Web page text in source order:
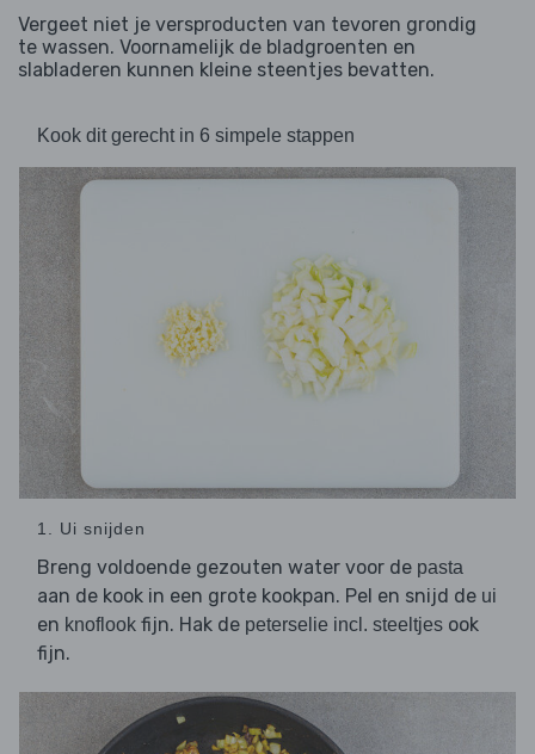
Vergeet niet je versproducten van tevoren grondig
te wassen. Voornamelijk de bladgroenten en
slabladeren kunnen kleine steentjes bevatten.
Kook dit gerecht in 6 simpele stappen
1. Ui snijden
Breng voldoende gezouten water voor de pasta
aan de kook in een grote kookpan. Pel en snijd de ui
en knoflook fijn. Hak de peterselie incl. steeltjes ook
fijn.